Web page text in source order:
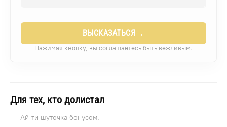
ВЫСКАЗАТЬСЯ →
Нажимая кнопку, вы соглашаетесь быть вежливым.
Для тех, кто долистал
Ай-ти шуточка бонусом.